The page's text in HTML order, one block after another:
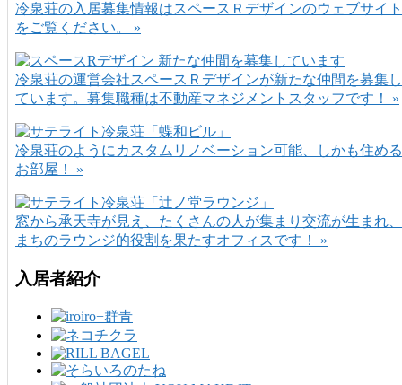
冷泉荘の入居募集情報はスペースＲデザインのウェブサイト
をご覧ください。 »
冷泉荘の運営会社スペースＲデザインが新たな仲間を募集し
ています。募集職種は不動産マネジメントスタッフです！ »
冷泉荘のようにカスタムリノベーション可能、しかも住める
お部屋！ »
窓から承天寺が見え、たくさんの人が集まり交流が生まれ、
まちのラウンジ的役割を果たすオフィスです！ »
入居者紹介